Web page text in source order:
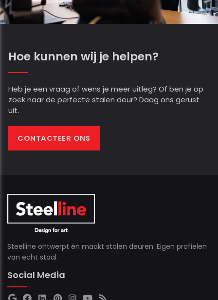
Hoe kunnen wij je helpen?
Heb je een vraag of wens je meer uitleg? Of ben je op
zoek naar de perfecte stalen deur? Daag ons gerust
uit.
CONTACTEER ONS
Steelline ontwerpt én maakt stalen deuren. Eigen profielen
van echt staal.
Social Media